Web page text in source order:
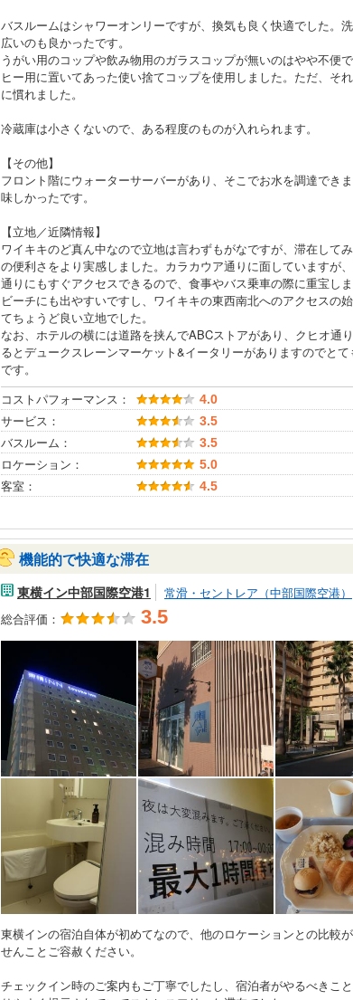
バスルームはシャワーオンリーですが、換気も良く快適でした。
広いのも良かったです。
うがい用のコップや飲み物用のガラスコップが無いのはやや不便
ヒー用に置いてあった使い捨てコップを使用しました。ただ、そ
に慣れました。
冷蔵庫は小さくないので、ある程度のものが入れられます。
【その他】
フロント階にウォーターサーバーがあり、そこでお水を調達でき
味しかったです。
【立地／近隣情報】
ワイキキのど真ん中なので立地は言わずもがなですが、滞在して
の便利さをより実感しました。カラカウア通りに面していますが
通りにもすぐアクセスできるので、食事やバス乗車の際に重宝しま
ビーチにも出やすいですし、ワイキキの東西南北へのアクセスの
てちょうど良い立地でした。
なお、ホテルの横には道路を挟んでABCストアがあり、クヒオ通
るとデュークスレーンマーケット&イータリーがありますのでとて
です。
コストパフォーマンス： 4.0
サービス： 3.5
バスルーム： 3.5
ロケーション： 5.0
客室： 4.5
機能的で快適な滞在
東横イン中部国際空港1
常滑・セントレア（中部国際空港）
総合評価：
3.5
東横インの宿泊自体が初めてなので、他のロケーションとの比較
せんことご容赦ください。
チェックイン時のご案内もご丁寧でしたし、宿泊者がやるべきこ